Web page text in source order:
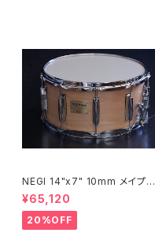
NEGI 14"x7" 10mm メイプル
スネア M10R1470P-S2N
¥65,120
20%OFF